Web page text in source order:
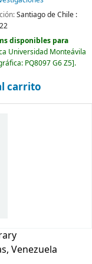
Santiago de Chile :
disponibles para
Universidad Monteávila
PQ8097 G6 Z5 .
carrito
Venezuela